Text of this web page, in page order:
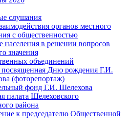
слушания
органов местного
с общественностью
населения в решении вопросов
значения
объединений
Дню рождения Г.И.
(фоторепортаж)
фонд Г.И. Шелехова
палата Шелеховского
района
к председателю Общественной